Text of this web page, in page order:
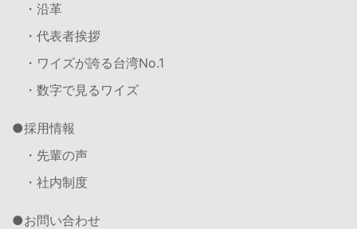
・沿革
・代表者挨拶
・ワイズが誇る台湾No.1
・数字で見るワイズ
採用情報
・先輩の声
・社内制度
お問い合わせ